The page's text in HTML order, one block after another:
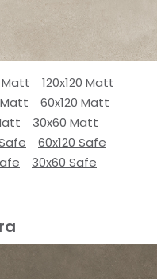
Matt
120x120 Matt
Matt
60x120 Matt
30x60 Matt
60x120 Safe
30x60 Safe